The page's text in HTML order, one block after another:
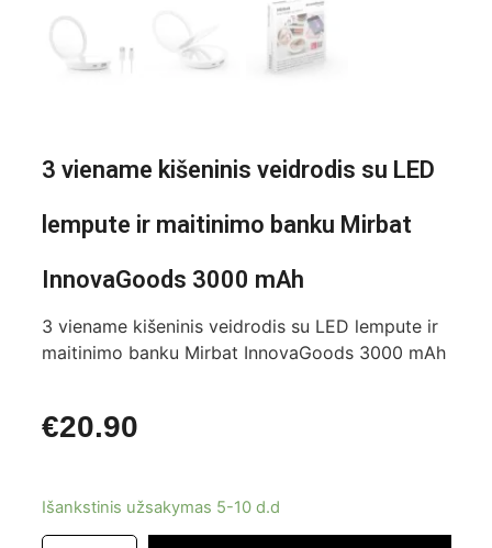
3 viename kišeninis veidrodis su LED
lempute ir maitinimo banku Mirbat
InnovaGoods 3000 mAh
3 viename kišeninis veidrodis su LED lempute ir
maitinimo banku Mirbat InnovaGoods 3000 mAh
€20.90
Išankstinis užsakymas 5-10 d.d